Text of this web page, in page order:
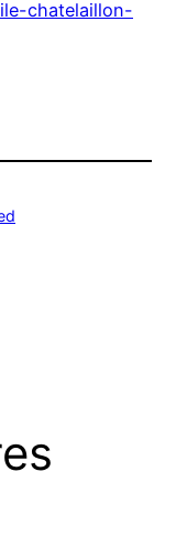
chatelaillon-